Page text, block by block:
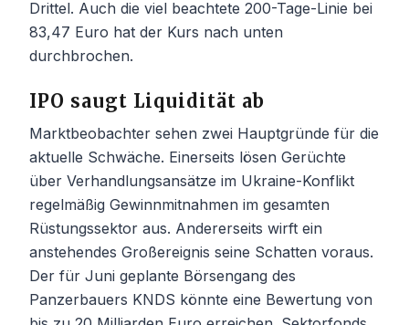
Drittel. Auch die viel beachtete 200-Tage-Linie bei
83,47 Euro hat der Kurs nach unten
durchbrochen.
IPO saugt Liquidität ab
Marktbeobachter sehen zwei Hauptgründe für die
aktuelle Schwäche. Einerseits lösen Gerüchte
über Verhandlungsansätze im Ukraine-Konflikt
regelmäßig Gewinnmitnahmen im gesamten
Rüstungssektor aus. Andererseits wirft ein
anstehendes Großereignis seine Schatten voraus.
Der für Juni geplante Börsengang des
Panzerbauers KNDS könnte eine Bewertung von